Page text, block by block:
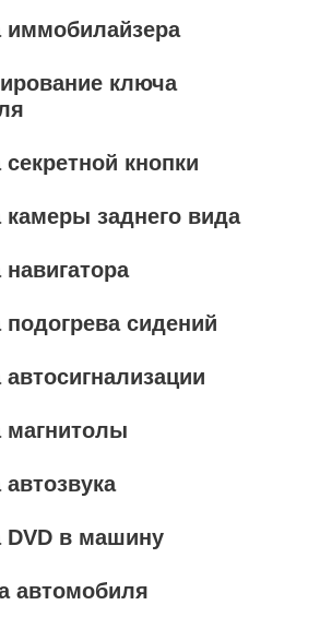
иммобилайзера
ключа
секретной кнопки
камеры заднего вида
навигатора
подогрева сидений
автосигнализации
магнитолы
автозвука
DVD в машину
автомобиля